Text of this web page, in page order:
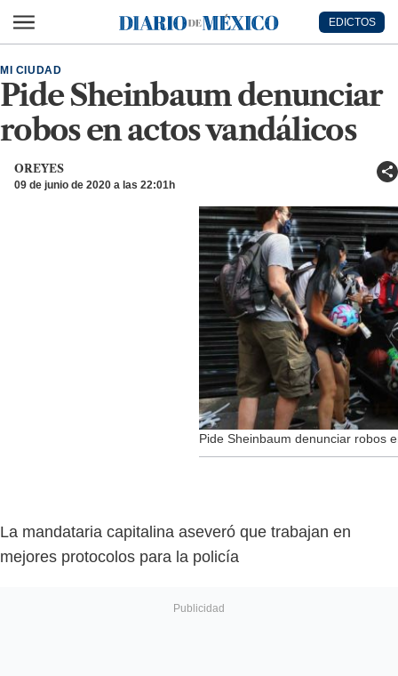
Diario de México
EDICTOS
Pide Sheinbaum denunciar
robos en actos vandálicos
MI CIUDAD
OREYES
09 de junio de 2020 a las 22:01h
Pide Sheinbaum denunciar robos
La mandataria capitalina aseveró que trabajan en
mejores protocolos para la policía